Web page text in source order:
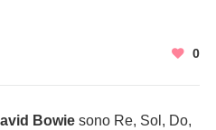
0
Bowiesono Re, Sol, Do,